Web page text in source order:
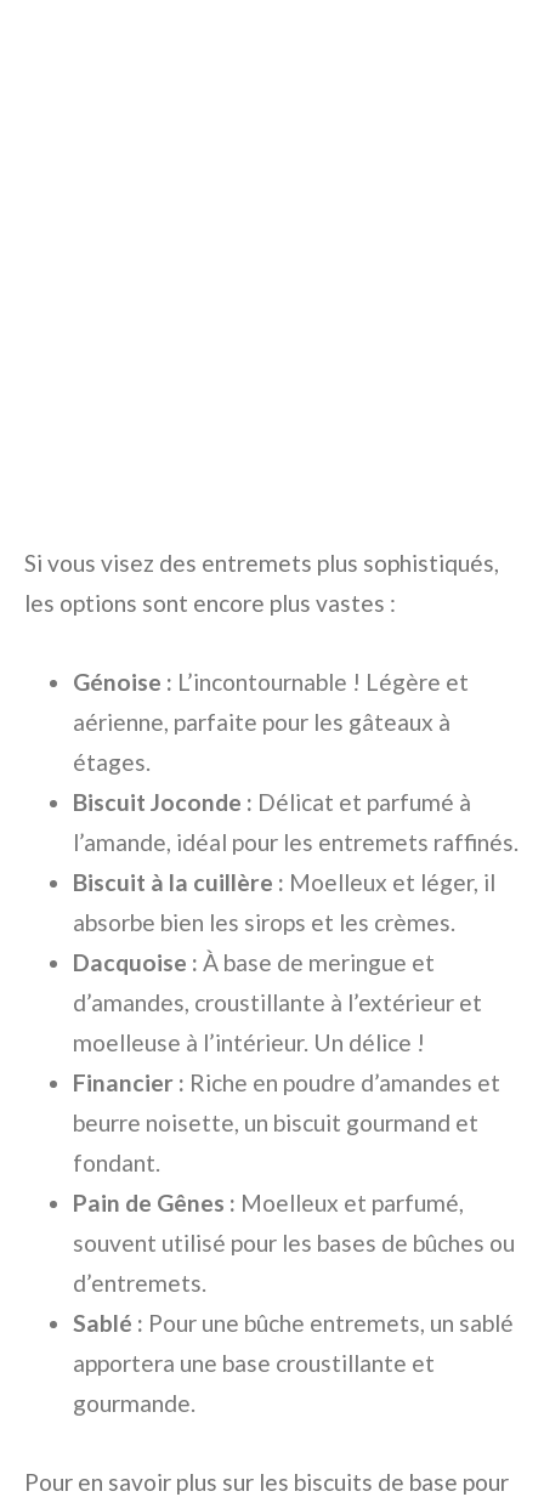
Si vous visez des entremets plus sophistiqués,
les options sont encore plus vastes :
Génoise : L’incontournable ! Légère et
aérienne, parfaite pour les gâteaux à
étages.
Biscuit Joconde : Délicat et parfumé à
l’amande, idéal pour les entremets raffinés.
Biscuit à la cuillère : Moelleux et léger, il
absorbe bien les sirops et les crèmes.
Dacquoise : À base de meringue et
d’amandes, croustillante à l’extérieur et
moelleuse à l’intérieur. Un délice !
Financier : Riche en poudre d’amandes et
beurre noisette, un biscuit gourmand et
fondant.
Pain de Gênes : Moelleux et parfumé,
souvent utilisé pour les bases de bûches ou
d’entremets.
Sablé : Pour une bûche entremets, un sablé
apportera une base croustillante et
gourmande.
Pour en savoir plus sur les biscuits de base pour